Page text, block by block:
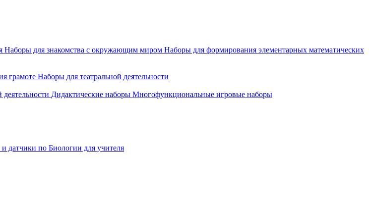
Наборы для знакомства с окружающим миром Наборы для формирования элементарных математических
грамоте Наборы для театральной деятельности
Дидактические наборы Многофункциональные игровые наборы
датчики по Биологии для учителя